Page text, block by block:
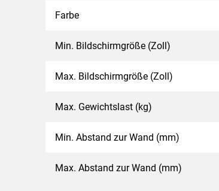
Farbe
Min. Bildschirmgröße (Zoll)
Max. Bildschirmgröße (Zoll)
Max. Gewichtslast (kg)
Min. Abstand zur Wand (mm)
Max. Abstand zur Wand (mm)